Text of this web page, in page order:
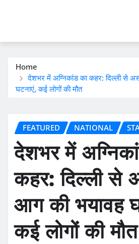
Home
देशभर में अग्निकांड का कहर: दिल्ली से
घटनाएं, कई लोगों की मौत
FEATURED NATIONAL
देशभर में
कहर: दिल्ली
आग की भयावह
कई लोगों की मौत